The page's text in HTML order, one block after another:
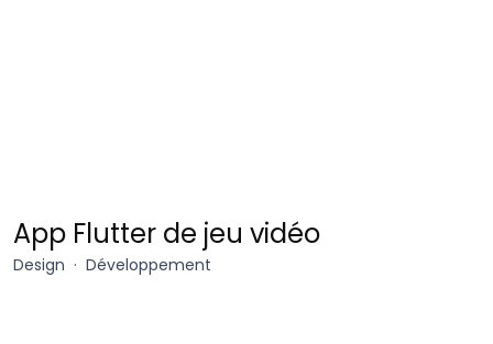
Netflix
x
Karate
App Flutter de jeu vidéo
Design Développement